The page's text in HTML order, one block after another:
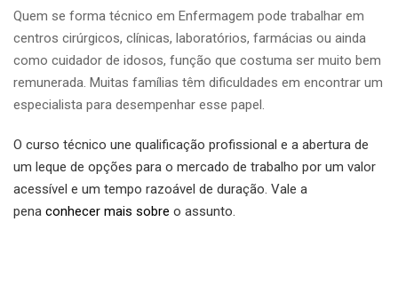
Quem se forma técnico em Enfermagem pode trabalhar em
centros cirúrgicos, clínicas, laboratórios, farmácias ou ainda
como cuidador de idosos, função que costuma ser muito bem
remunerada. Muitas famílias têm dificuldades em encontrar um
especialista para desempenhar esse papel.
O curso técnico une qualificação profissional e a abertura de
um leque de opções para o mercado de trabalho por um valor
acessível e um tempo razoável de duração. Vale a
pena conhecer mais sobre o assunto.